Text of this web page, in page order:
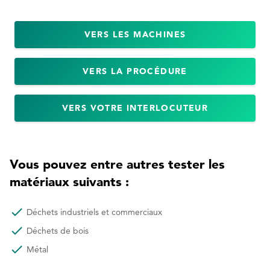
VERS LES MACHINES
VERS LA PROCÉDURE
VERS VOTRE INTERLOCUTEUR
Vous pouvez entre autres tester les
matériaux suivants :
Déchets industriels et commerciaux
Déchets de bois
Métal